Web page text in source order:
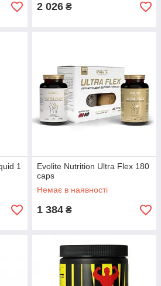
2 026 ₴
1
Evolite Nutrition Ultra Flex 180
caps
Немає в наявності
1 384 ₴